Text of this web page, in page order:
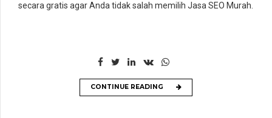
secara gratis agar Anda tidak salah memilih Jasa SEO Murah.
CONTINUE READING